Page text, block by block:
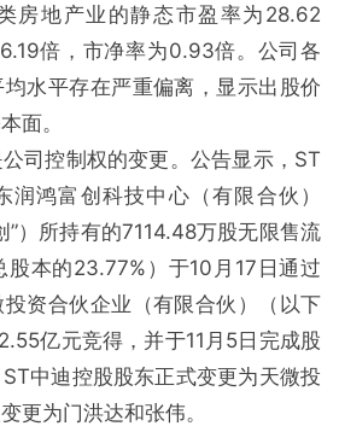
房地产业的静态市盈率为28.62
倍，市净率为0.93倍。公司各
水平存在严重偏离，显示出股价
面。
司控制权的变更。公告显示，ST
润鸿富创科技中心（有限合伙）
”）所持有的7114.48万股无限售流
本的23.77%）于10月17日通过
资合伙企业（有限合伙）（以下
亿元竞得，并于11月5日完成股
中迪控股股东正式变更为天微投
更为门洪达和张伟。